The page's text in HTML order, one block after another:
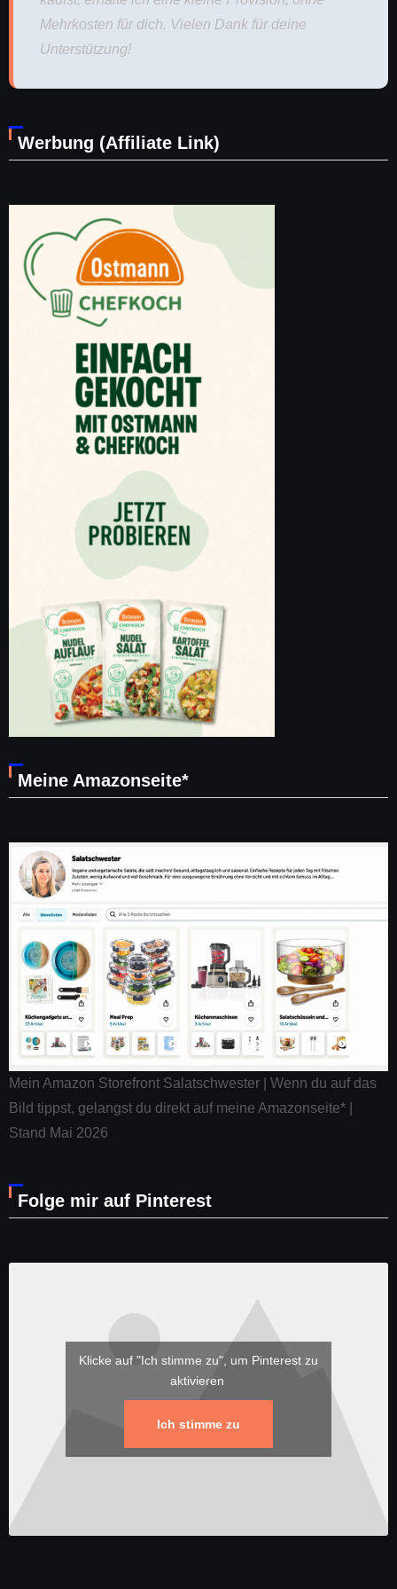
Mehrkosten für dich. Vielen Dank für deine
Unterstützung!
Werbung (Affiliate Link)
Meine Amazonseite*
Mein Amazon Storefront Salatschwester | Wenn du auf das
Bild tippst, gelangst du direkt auf meine Amazonseite* |
Stand Mai 2026
Folge mir auf Pinterest
Klicke auf "Ich stimme zu", um Pinterest zu
aktivieren
Ich stimme zu